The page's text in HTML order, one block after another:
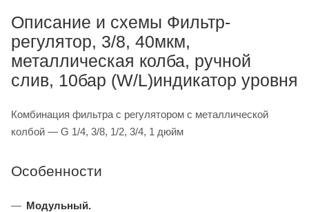
Описание и схемы Фильтр-
регулятор, 3/8, 40мкм,
металлическая колба, ручной
слив, 10бар (W/L)индикатор уровня
Комбинация фильтра с регулятором c металлической
колбой — G 1/4, 3/8, 1/2, 3/4, 1 дюйм
Особенности
Модульный.